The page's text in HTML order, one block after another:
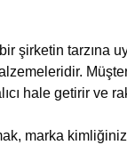
şirketin tarzına
hale getirir ve
marka